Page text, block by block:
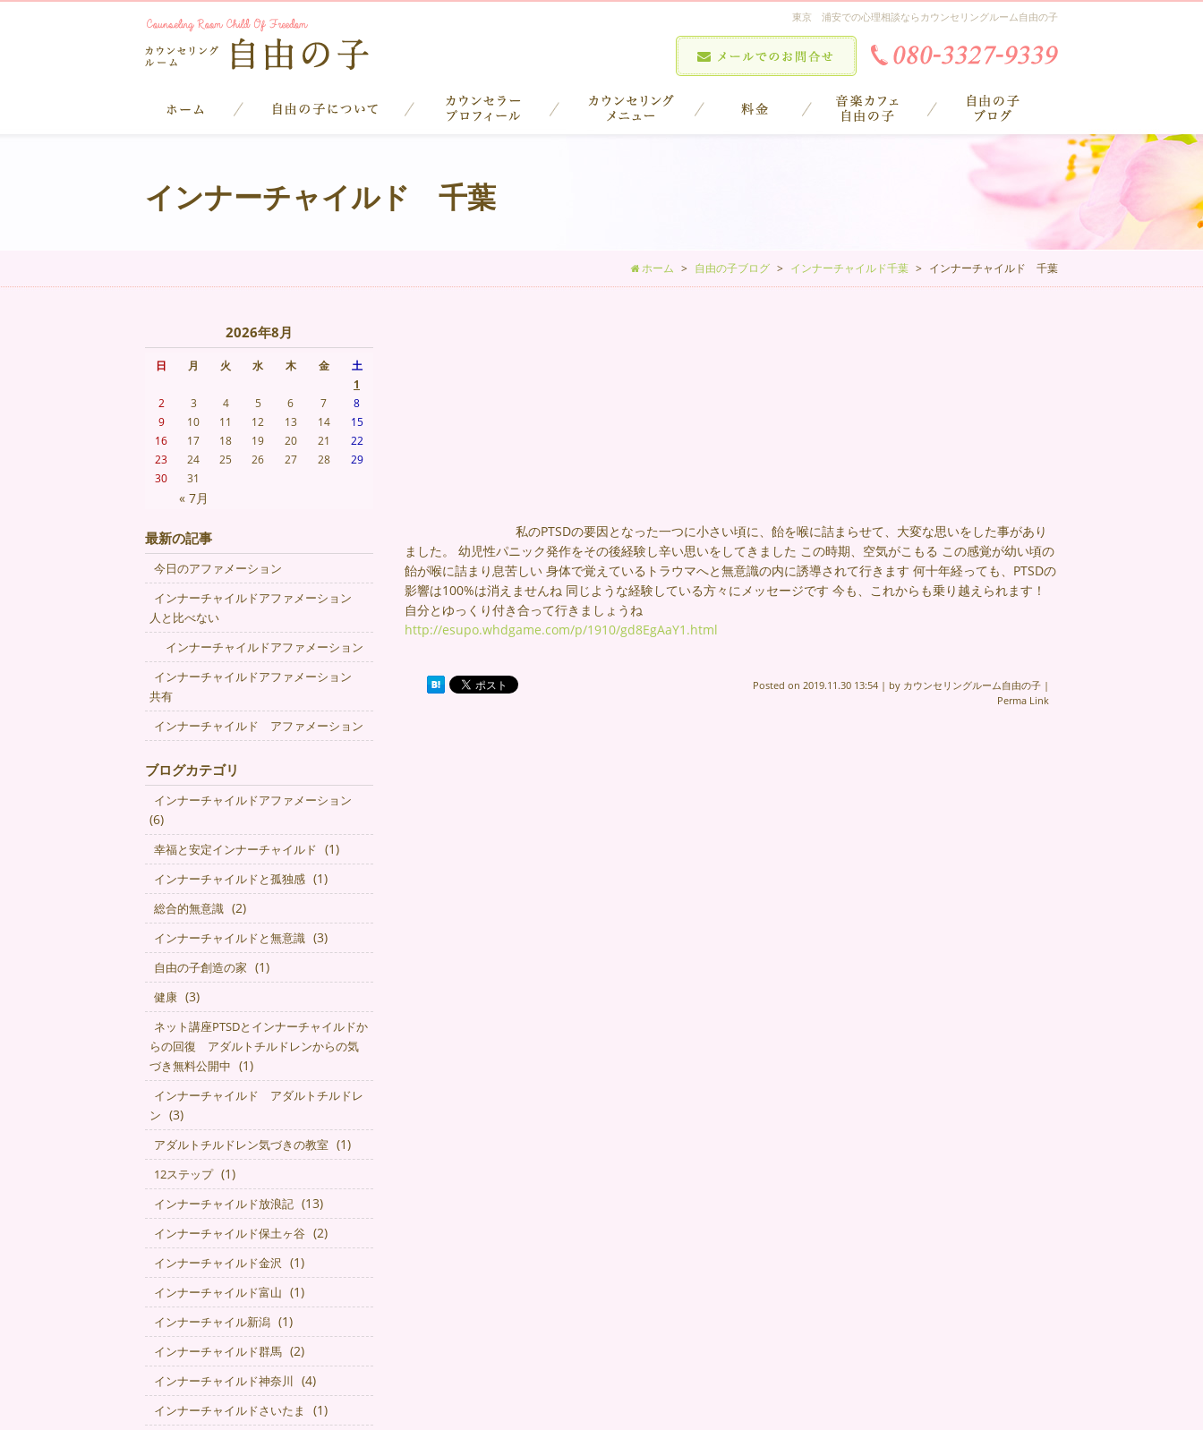
東京 浦安での心理相談ならカウンセリングルーム自由の子
インナーチャイルド 千葉
ホーム 自由の子ブログ インナーチャイルド千葉 インナーチャイルド 千葉
私のPTSDの要因となった一つに小さい頃に、飴を喉に詰まらせて、大変な思いをした事があり
ました。 幼児性パニック発作をその後経験し辛い思いをしてきました この時期、空気がこもる この感覚が幼い頃の
飴が喉に詰まり息苦しい 身体で覚えているトラウマへと無意識の内に誘導されて行きます 何十年経っても、PTSDの
影響は100%は消えませんね 同じような経験している方々にメッセージです 今も、これからも乗り越えられます！
自分とゆっくり付き合って行きましょうね
http://esupo.whdgame.com/p/1910/gd8EgAaY1.html
Posted on 2019.11.30 13:54 | by カウンセリングルーム自由の子 |
Perma Link
2026年8月
日 月 火 水 木 金 土
« 7月
1
2
3 4 5 6 7
8
9
10 11 12 13 14
15
16
17 18 19 20 21
22
23
24 25 26 27 28
29
30
31
最新の記事
今日のアファメーション
インナーチャイルドアファメーション
人と比べない
インナーチャイルドアファメーション
インナーチャイルドアファメーション
共有
インナーチャイルド アファメーション
ブログカテゴリ
インナーチャイルドアファメーション
(6)
幸福と安定インナーチャイルド (1)
インナーチャイルドと孤独感 (1)
総合的無意識 (2)
インナーチャイルドと無意識 (3)
自由の子創造の家 (1)
健康 (3)
ネット講座PTSDとインナーチャイルドか
らの回復 アダルトチルドレンからの気
づき無料公開中 (1)
インナーチャイルド アダルトチルドレ
ン (3)
アダルトチルドレン気づきの教室 (1)
12ステップ (1)
インナーチャイルド放浪記 (13)
インナーチャイルド保土ヶ谷 (2)
インナーチャイルド金沢 (1)
インナーチャイルド富山 (1)
インナーチャイル新潟 (1)
インナーチャイルド群馬 (2)
インナーチャイルド神奈川 (4)
インナーチャイルドさいたま (1)